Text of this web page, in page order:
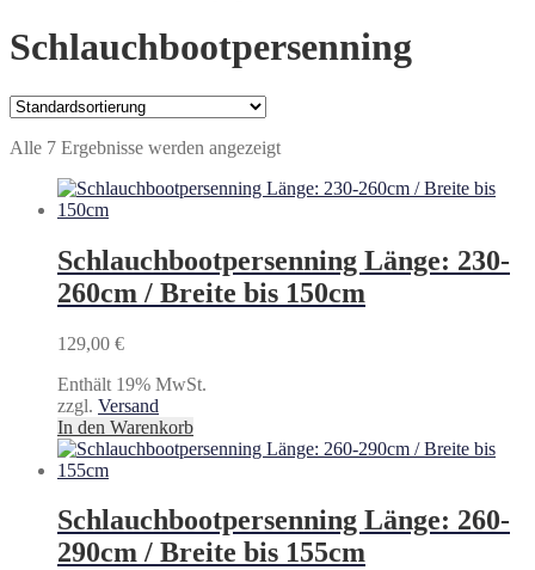
Schlauchbootpersenning
Alle 7 Ergebnisse werden angezeigt
Schlauchbootpersenning Länge: 230-
260cm / Breite bis 150cm
129,00 €
Enthält 19% MwSt.
zzgl. Versand
In den Warenkorb
Schlauchbootpersenning Länge: 260-
290cm / Breite bis 155cm